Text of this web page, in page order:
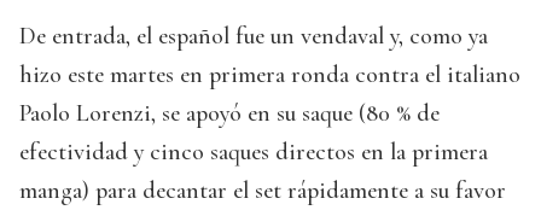
De entrada, el español fue un vendaval y, como ya
hizo este martes en primera ronda contra el italiano
Paolo Lorenzi, se apoyó en su saque (80 % de
efectividad y cinco saques directos en la primera
manga) para decantar el set rápidamente a su favor